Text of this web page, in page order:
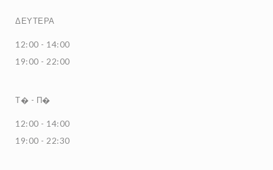
ΔΕΥΤΈΡΑ
12:00 - 14:00
19:00 - 22:00
Τ� - Π�
12:00 - 14:00
19:00 - 22:30